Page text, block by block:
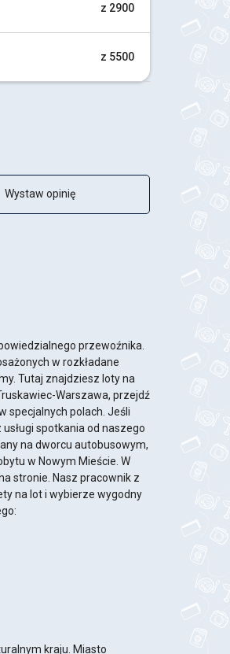
z 2900
z 5500
Wystaw opinię
przewoźnika.
w rozkładane
Tutaj znajdziesz loty na
Warszawa, przejdź
specjalnych polach. Jeśli
spotkania od naszego
na dworcu autobusowym,
w Nowym Mieście. W
stronie. Nasz pracownik z
na lot i wybierze wygodny
kraju. Miasto